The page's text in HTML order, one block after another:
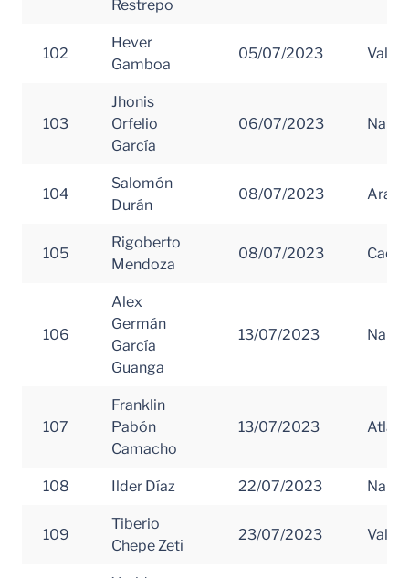
Restrepo
102
Hever
Gamboa
05/07/2023 Valle
103
Jhonis
Orfelio
García
06/07/2023
104
Salomón
Durán
08/07/2023
105
Rigoberto
Mendoza
08/07/2023
106
Alex
Germán
García
Guanga
13/07/2023
107
Franklin
Pabón
Camacho
13/07/2023
108 Ilder Díaz 22/07/2023
109
Tiberio
Chepe Zeti
23/07/2023 Valle